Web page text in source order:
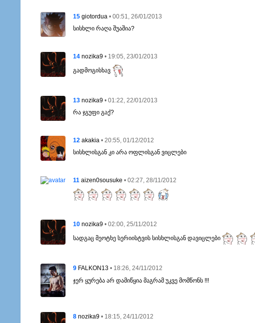
15 giotordua • 00:51, 26/01/2013
სისხლი რაღა შუაშია?
14 nozika9 • 19:05, 23/01/2013
გადმოგისხავ
13 nozika9 • 01:22, 22/01/2013
რა ჯგუფი გაქ?
12 akakia • 20:55, 01/12/2012
სისხლისგან კი არა ოფლისგან ვიცლები
11 aizen0sousuke • 02:27, 28/11/2012
10 nozika9 • 02:00, 25/11/2012
სადგაც მეოტხე სერიისტვის სისხლისგან დავიცლები
9 FALKON13 • 18:26, 24/11/2012
ჯერ ყურება არ დამიწყია მაგრამ უკვე მომწონს !!!
8 nozika9 • 18:15, 24/11/2012